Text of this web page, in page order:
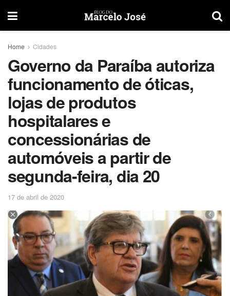
Home Cidades
Governo da Paraíba autoriza
funcionamento de óticas,
lojas de produtos
hospitalares e
concessionárias de
automóveis a partir de
segunda-feira, dia 20
17 de abril de 2020